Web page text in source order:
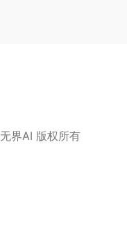
无界AI 版权所有